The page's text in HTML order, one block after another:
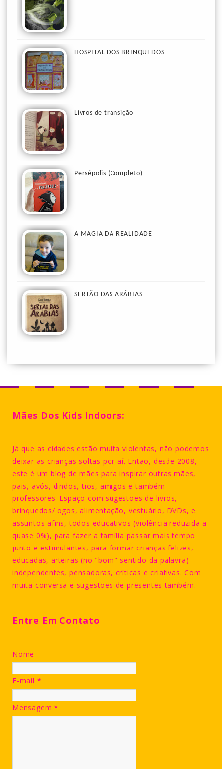
HOSPITAL DOS BRINQUEDOS
Livros de transição
Persépolis (Completo)
A MAGIA DA REALIDADE
SERTÃO DAS ARÁBIAS
Mães Dos Kids Indoors:
Já que as cidades estão muita violentas, não podemos
deixar as crianças soltas por aí. Então, desde 2008,
este é um blog de mães para inspirar outras mães,
pais, avós, dindos, tios, amigos e também
professores. Espaço com sugestões de livros,
brinquedos/jogos, alimentação, vestuário, DVDs, e
assuntos afins, todos educativos (violência reduzida a
quase 0%), para fazer a família passar mais tempo
junto e estimulantes, para formar crianças felizes,
educadas, arteiras (no "bom" sentido da palavra)
independentes, pensadoras, críticas e criativas. Com
muita conversa e sugestões de presentes também.
Entre Em Contato
Nome
E-mail *
Mensagem*